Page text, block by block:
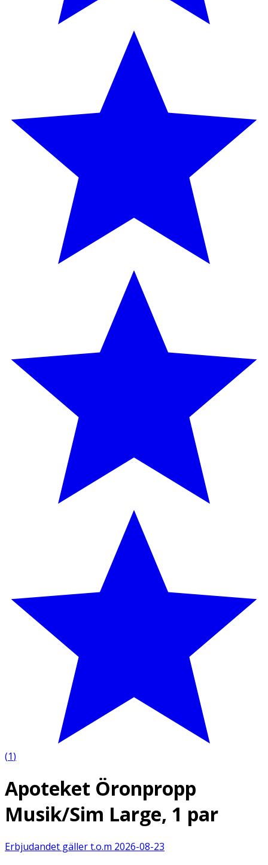
(1)
Apoteket Öronpropp
Musik/Sim Large, 1 par
Erbjudandet gäller t.o.m 2026-08-23